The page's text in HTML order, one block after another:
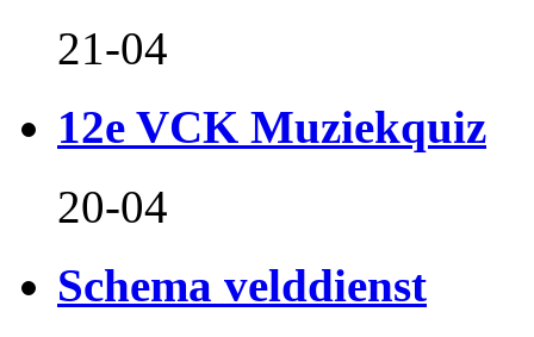
21-04
12e VCK Muziekquiz
20-04
Schema velddienst